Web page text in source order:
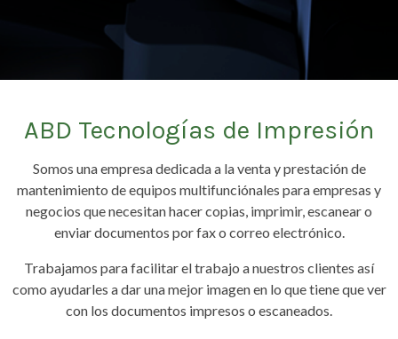
ABD Tecnologías de Impresión
Somos una empresa dedicada a la venta y prestación de
mantenimiento de equipos multifunciónales para empresas y
negocios que necesitan hacer copias, imprimir, escanear o
enviar documentos por fax o correo electrónico.
Trabajamos para facilitar el trabajo a nuestros clientes así
como ayudarles a dar una mejor imagen en lo que tiene que ver
con los documentos impresos o escaneados.